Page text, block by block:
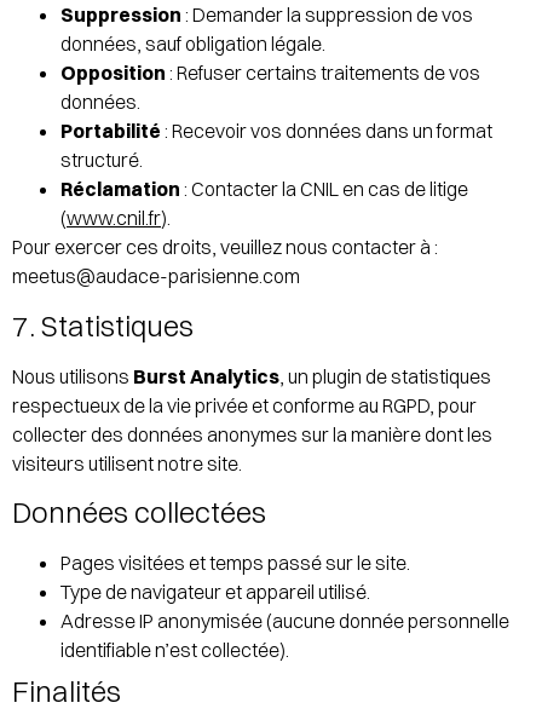
Suppression : Demander la suppression de vos
données, sauf obligation légale.
Opposition : Refuser certains traitements de vos
données.
Portabilité : Recevoir vos données dans un format
structuré.
Réclamation : Contacter la CNIL en cas de litige
(www.cnil.fr).
Pour exercer ces droits, veuillez nous contacter à :
meetus@audace-parisienne.com
7. Statistiques
Nous utilisons Burst Analytics , un plugin de statistiques
respectueux de la vie privée et conforme au RGPD, pour
collecter des données anonymes sur la manière dont les
visiteurs utilisent notre site.
Données collectées
Pages visitées et temps passé sur le site.
Type de navigateur et appareil utilisé.
Adresse IP anonymisée (aucune donnée personnelle
identifiable n’est collectée).
Finalités